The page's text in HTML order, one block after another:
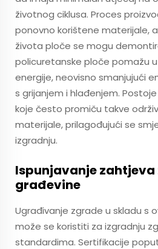
životnog ciklusa. Proces
ponovno korištene materijale,
života ploče se mogu
policuretanske ploče pomažu
energije, neovisno smanjujući
s grijanjem i hlađenjem.
koje često promiču takve
materijale, prilagođujući se
izgradnju.
Ispunjavanje zahtjeva
građevine
Ugrađivanje zgrade u skladu s
može se koristiti za izgradnju
standardima. Sertifikacije poput